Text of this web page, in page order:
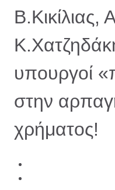
Β.Κικίλιας,
υπουργοί
στην
χρήματος!